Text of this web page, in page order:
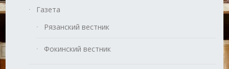
Газета
Рязанский вестник
Фокинский вестник